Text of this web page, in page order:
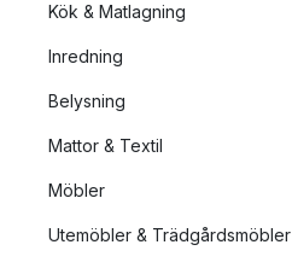
Kök & Matlagning
Inredning
Belysning
Mattor & Textil
Möbler
Utemöbler & Trädgårdsmöbler